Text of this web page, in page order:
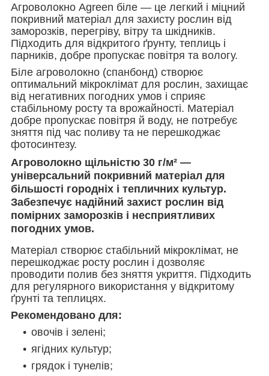
Агроволокно Agreen біле — це легкий і міцний
покривний матеріал для захисту рослин від
заморозків, перегріву, вітру та шкідників.
Підходить для відкритого ґрунту, теплиць і
парників, добре пропускає повітря та вологу.
Біле агроволокно (спанбонд) створює
оптимальний мікроклімат для рослин, захищає
від негативних погодних умов і сприяє
стабільному росту та врожайності. Матеріал
добре пропускає повітря й воду, не потребує
зняття під час поливу та не перешкоджає
фотосинтезу.
Агроволокно щільністю 30 г/м² —
універсальний покривний матеріал для
більшості городніх і тепличних культур.
Забезпечує надійний захист рослин від
помірних заморозків і несприятливих
погодних умов.
Матеріал створює стабільний мікроклімат, не
перешкоджає росту рослин і дозволяє
проводити полив без зняття укриття. Підходить
для регулярного використання у відкритому
ґрунті та теплицях.
Рекомендовано для:
овочів і зелені;
ягідних культур;
грядок і тунелів;